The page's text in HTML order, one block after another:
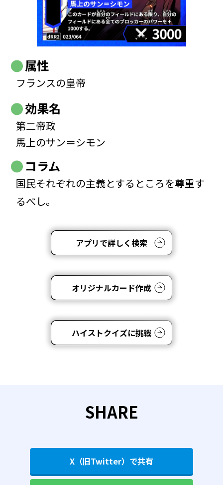
属性
フランスの皇帝
効果名
第二帝政
馬上のサン＝シモン
コラム
国民それぞれの主義とするところを尊重す
るべし。
アプリで詳しく検索
オリジナルカード作成
ハイストクイズに挑戦
SHARE
X（旧Twitter）で共有